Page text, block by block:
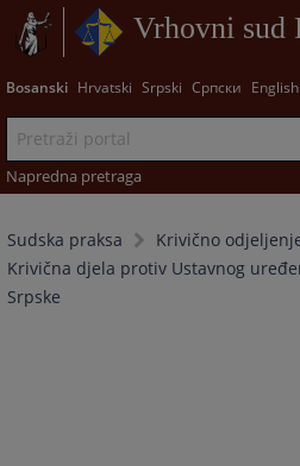
Vrhovni sud
Bosanski Hrvatski Srpski Српски English
Napredna pretraga
Sudska praksa
Krivično
Krivična djela protiv Ustavnog
Srpske